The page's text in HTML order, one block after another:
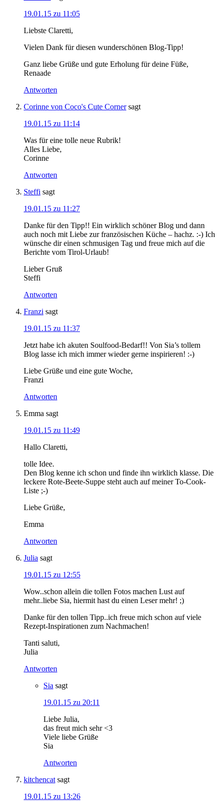
19.01.15 zu 11:05
Liebste Claretti,
Vielen Dank für diesen wunderschönen Blog-Tipp!
Ganz liebe Grüße und gute Erholung für deine Füße,
Renaade
Antworten
Corinne von Coco's Cute Corner sagt
19.01.15 zu 11:14
Was für eine tolle neue Rubrik!
Alles Liebe,
Corinne
Antworten
Steffi sagt
19.01.15 zu 11:27
Danke für den Tipp!! Ein wirklich schöner Blog und dann
auch noch mit Liebe zur französischen Küche – hachz. :-) Ich
wünsche dir einen schmusigen Tag und freue mich auf die
Berichte vom Tirol-Urlaub!
Lieber Gruß
Steffi
Antworten
Franzi sagt
19.01.15 zu 11:37
Jetzt habe ich akuten Soulfood-Bedarf!! Von Sia’s tollem
Blog lasse ich mich immer wieder gerne inspirieren! :-)
Liebe Grüße und eine gute Woche,
Franzi
Antworten
Emma sagt
19.01.15 zu 11:49
Hallo Claretti,
tolle Idee.
Den Blog kenne ich schon und finde ihn wirklich klasse. Die
leckere Rote-Beete-Suppe steht auch auf meiner To-Cook-
Liste ;-)
Liebe Grüße,
Emma
Antworten
Julia sagt
19.01.15 zu 12:55
Wow..schon allein die tollen Fotos machen Lust auf
mehr..liebe Sia, hiermit hast du einen Leser mehr! ;)
Danke für den tollen Tipp..ich freue mich schon auf viele
Rezept-Inspirationen zum Nachmachen!
Tanti saluti,
Julia
Antworten
Sia sagt
19.01.15 zu 20:11
Liebe Julia,
das freut mich sehr <3
Viele liebe Grüße
Sia
Antworten
kitchencat sagt
19.01.15 zu 13:26